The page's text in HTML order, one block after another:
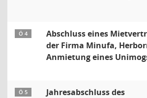
Ö 4
Abschluss eines
der Firma Minufa,
Anmietung eines
Ö 5
Jahresabschluss des